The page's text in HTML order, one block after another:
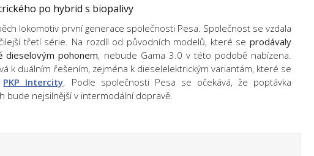
po hybrid s biopalivy
lokomotiv první generace společnosti Pesa. Společnost se vzdala
třetí série. Na rozdíl od původních modelů, které se prodávaly
dieselovým pohonem, nebude Gama 3.0 v této podobě nabízena.
k duálním řešením, zejména k dieselelektrickým variantám, které se
PKP Intercity. Podle společnosti Pesa se očekává, že poptávka
bude nejsilnější v intermodální dopravě.